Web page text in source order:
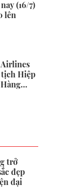
(16/7)
lên
Hiệp
trở
đẹp
đại